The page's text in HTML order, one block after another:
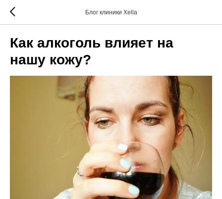
Блог клиники Xella
Как алкоголь влияет на
нашу кожу?